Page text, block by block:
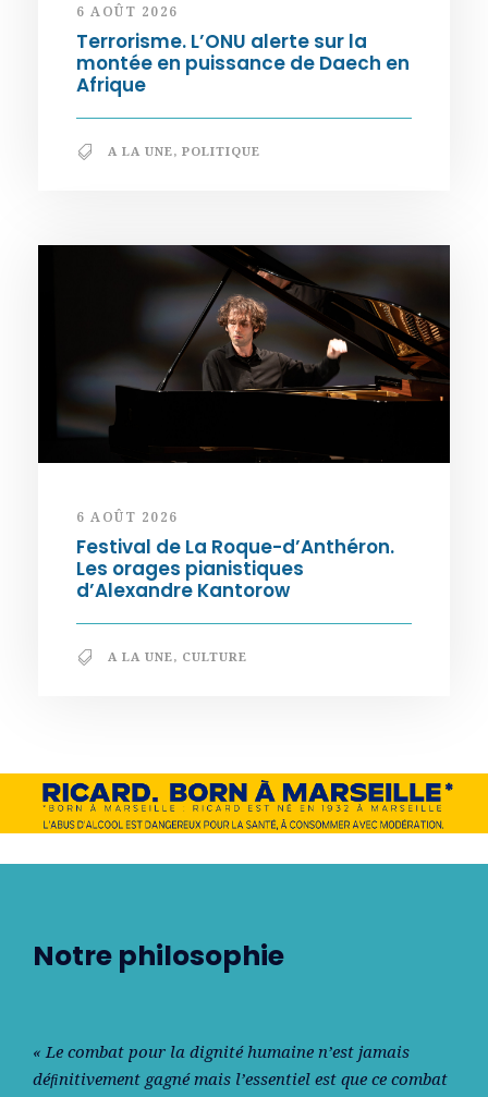
6 AOÛT 2026
Terrorisme. L’ONU alerte sur la
montée en puissance de Daech en
Afrique
A LA UNE, POLITIQUE
6 AOÛT 2026
Festival de La Roque-d’Anthéron.
Les orages pianistiques
d’Alexandre Kantorow
A LA UNE, CULTURE
Notre philosophie
« Le combat pour la dignité humaine n’est jamais
déﬁnitivement gagné mais l’essentiel est que ce combat